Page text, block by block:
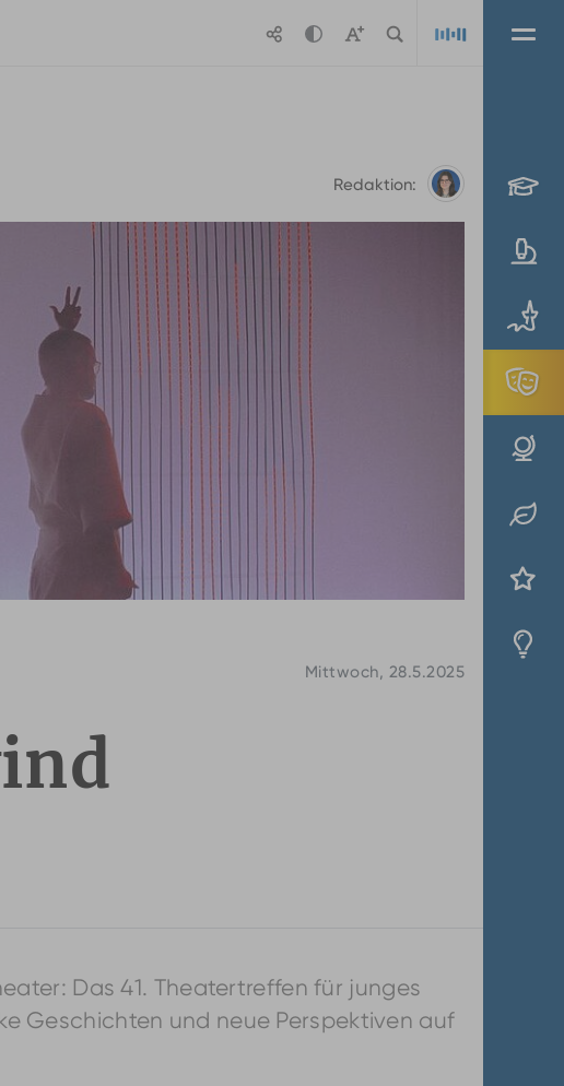
Redaktion:
Mittwoch, 28.5.2025
Das 41. Theatertreffen für junges
Geschichten und neue Perspektiven auf